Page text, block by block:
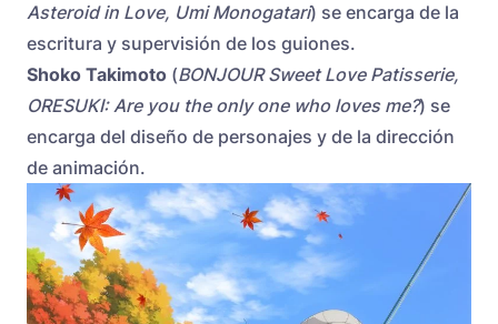
Asteroid in Love, Umi Monogatari) se encarga de la
escritura y supervisión de los guiones.
Shoko Takimoto (BONJOUR Sweet Love Patisserie,
ORESUKI: Are you the only one who loves me?) se
encarga del diseño de personajes y de la dirección
de animación.